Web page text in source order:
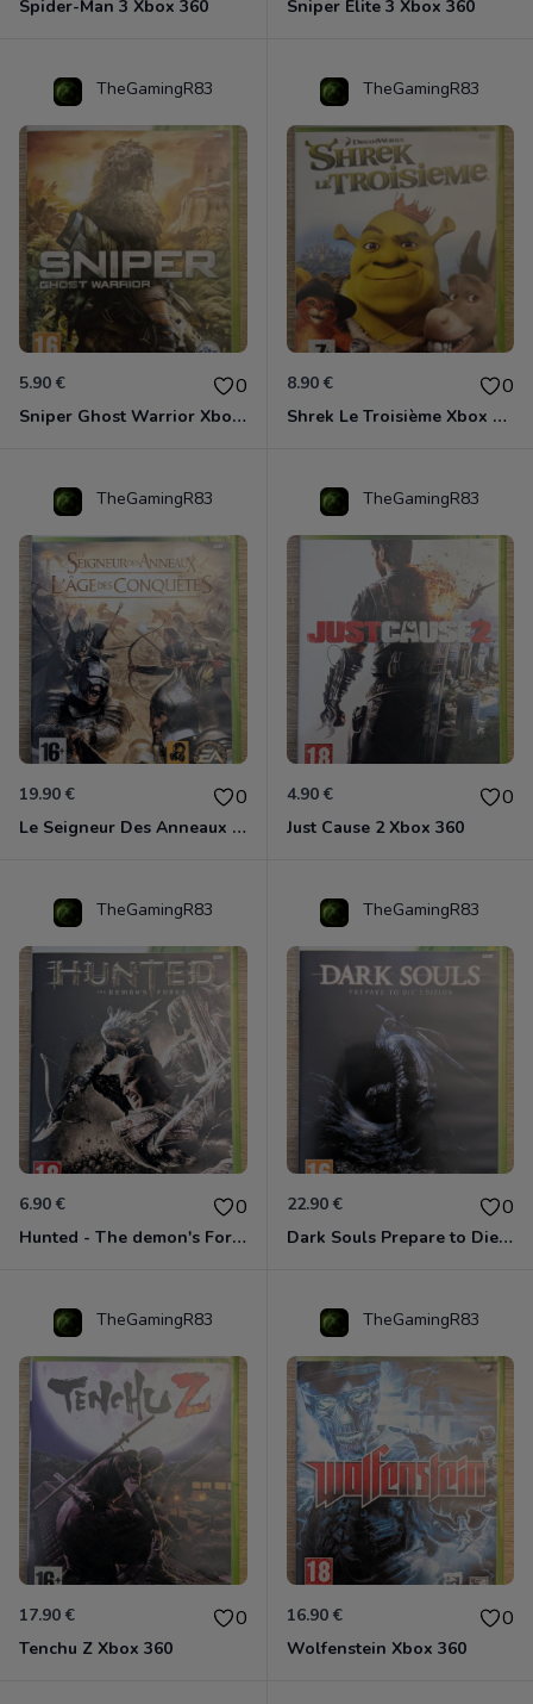
Spider-Man 3 Xbox 360 Sniper Elite 3 Xbox 360
TheGamingR83
5.90 € 0
Sniper Ghost Warrior Xbox 360
TheGamingR83
8.90 € 0
Shrek Le Troisième Xbox 360
TheGamingR83
19.90 € 0
Le Seigneur Des Anneaux - L'âge Des Conquêtes Xbox 360
TheGamingR83
4.90 € 0
Just Cause 2 Xbox 360
TheGamingR83
6.90 € 0
Hunted - The demon's Forge Xbox 360 (Complet CIB)
TheGamingR83
22.90 € 0
Dark Souls Prepare to Die Edition XBOX 360
TheGamingR83
17.90 € 0
Tenchu Z Xbox 360
TheGamingR83
16.90 € 0
Wolfenstein Xbox 360